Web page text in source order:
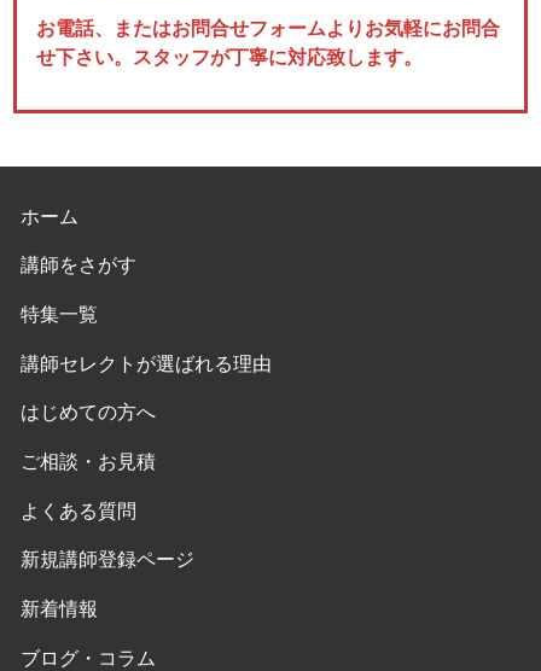
お電話、またはお問合せフォームよりお気軽にお問合
せ下さい。スタッフが丁寧に対応致します。
ホーム
講師をさがす
特集一覧
講師セレクトが選ばれる理由
はじめての方へ
ご相談・お見積
よくある質問
新規講師登録ページ
新着情報
ブログ・コラム